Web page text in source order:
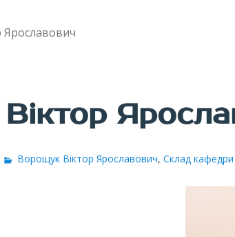
Ворощук Віктор Ярославович, Склад кафедри